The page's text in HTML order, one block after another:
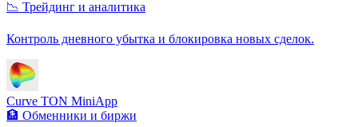
📉 Трейдинг и аналитика
Контроль дневного убытка и блокировка новых сделок.
Curve TON MiniApp
🏦 Обменники и биржи